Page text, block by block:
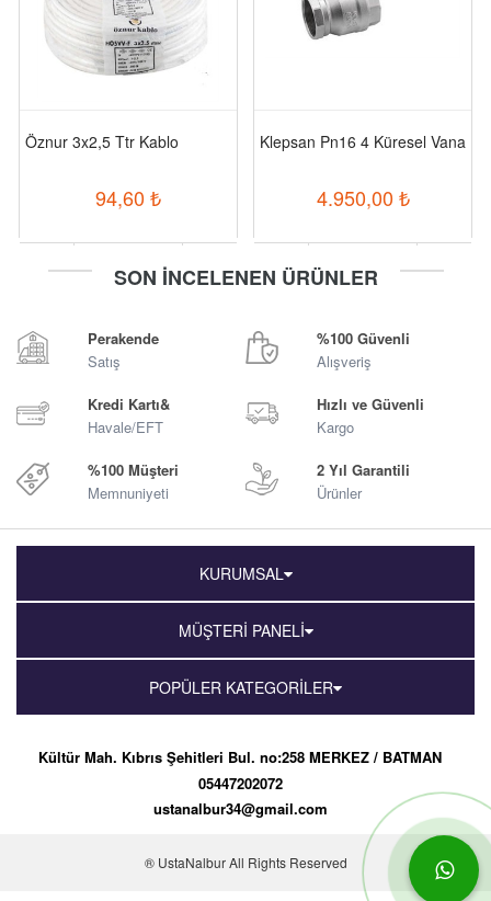
Öznur 3x2,5 Ttr Kablo
94,60 ₺
Klepsan Pn16 4 Küresel Vana
4.950,00 ₺
SON İNCELENEN ÜRÜNLER
Perakende
Satış
%100 Güvenli
Alışveriş
Kredi Kartı&
Havale/EFT
Hızlı ve Güvenli
Kargo
%100 Müşteri
Memnuniyeti
2 Yıl Garantili
Ürünler
KURUMSAL
MÜŞTERİ PANELİ
POPÜLER KATEGORİLER
Kültür Mah. Kıbrıs Şehitleri Bul. no:258 MERKEZ / BATMAN
05447202072
ustanalbur34@gmail.com
® UstaNalbur All Rights Reserved